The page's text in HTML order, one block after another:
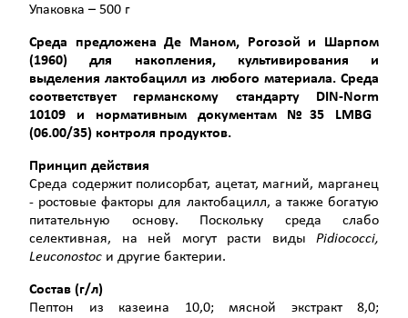
Упаковка – 500 г
Среда предложена Де Маном, Рогозой и Шарпом
(1960) для накопления, культивирования и
выделения лактобацилл из любого материала. Среда
соответствует германскому стандарту DIN-Norm
10109 и нормативным документам №35 LMBG
(06.00/35) контроля продуктов.
Принцип действия
Среда содержит полисорбат, ацетат, магний, марганец
- ростовые факторы для лактобацилл, а также богатую
питательную основу. Поскольку среда слабо
селективная, на ней могут расти виды Pidiococci,
Leuconostoc и другие бактерии.
Состав (г/л)
Пептон из казеина 10,0; мясной экстракт 8,0;